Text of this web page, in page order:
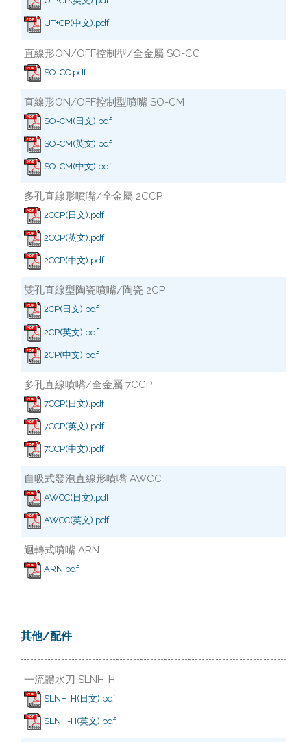
UT+CP(中文).pdf
直線形ON/OFF控制型/全金屬 SO-CC
SO-CC.pdf
直線形ON/OFF控制型噴嘴 SO-CM
SO-CM(日文).pdf
SO-CM(英文).pdf
SO-CM(中文).pdf
多孔直線形噴嘴/全金屬 2CCP
2CCP(日文).pdf
2CCP(英文).pdf
2CCP(中文).pdf
雙孔直線型陶瓷噴嘴/陶瓷 2CP
2CP(日文).pdf
2CP(英文).pdf
2CP(中文).pdf
多孔直線噴嘴/全金屬 7CCP
7CCP(日文).pdf
7CCP(英文).pdf
7CCP(中文).pdf
自吸式發泡直線形噴嘴 AWCC
AWCC(日文).pdf
AWCC(英文).pdf
迴轉式噴嘴 ARN
ARN.pdf
其他/配件
一流體水刀 SLNH-H
SLNH-H(日文).pdf
SLNH-H(英文).pdf